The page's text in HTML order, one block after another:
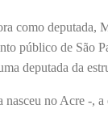
como deputada,
público de São
deputada da
no Acre -,